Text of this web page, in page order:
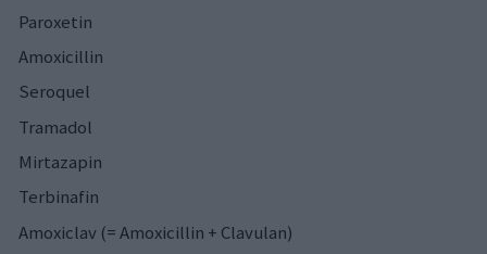
Paroxetin
Amoxicillin
Seroquel
Tramadol
Mirtazapin
Terbinafin
Amoxiclav (= Amoxicillin + Clavulan)